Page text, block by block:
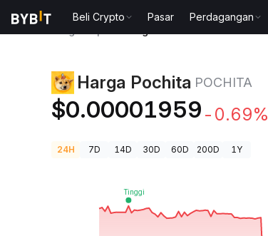
Beli Crypto Pasar Perdagangan
Harga Pochita POCHITA
$0.00001959 -0.69%
24H 7D 14D 30D 60D 200D 1Y